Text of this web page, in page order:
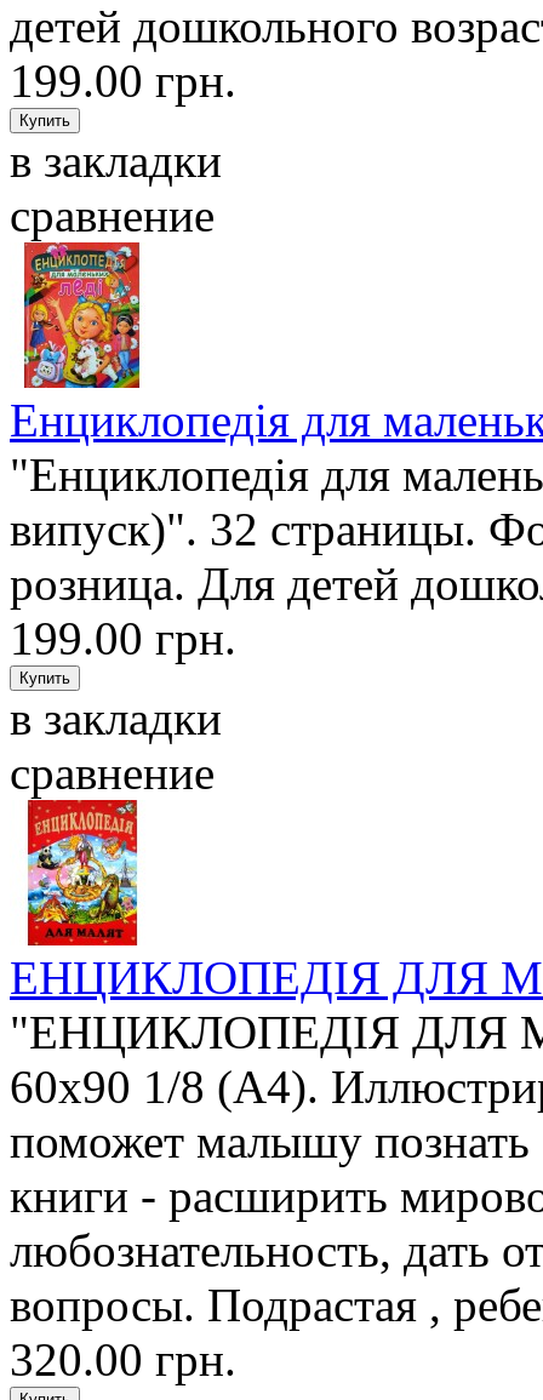
детей дошкольного
199.00 грн.
в закладки
сравнение
Енциклопедія для
"Енциклопедія для
випуск)". 32 страницы.
розница. Для детей
199.00 грн.
в закладки
сравнение
ЕНЦИКЛОПЕДІЯ ДЛЯ
"ЕНЦИКЛОПЕДІЯ ДЛЯ
60х90 1/8 (А4).
поможет малышу
книги - расширить
любознательность, дать
вопросы. Подрастая ,
320.00 грн.